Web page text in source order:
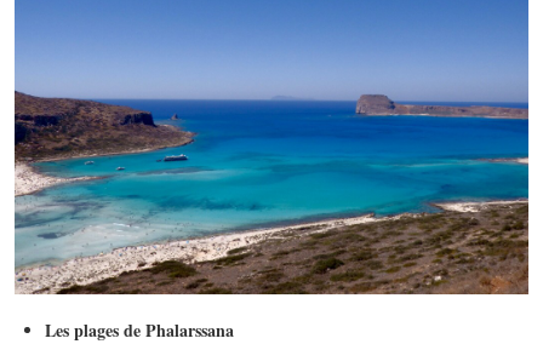
Les plages de Phalarssana